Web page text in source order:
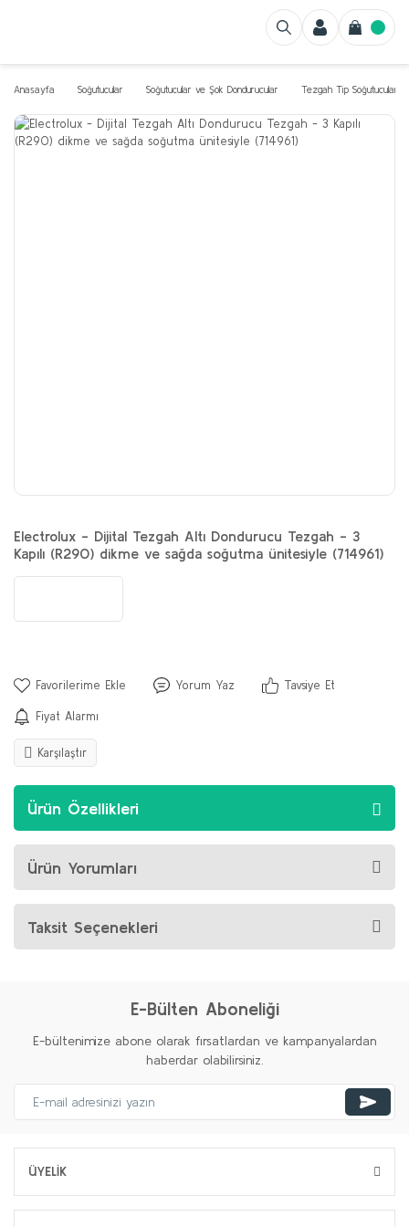
Anasayfa Soğutucular Soğutucular ve Şok Dondurucular Tezgah Tip Soğutucular
Electrolux - Dijital Tezgah Altı Dondurucu Tezgah - 3
Kapılı (R290) dikme ve sağda soğutma ünitesiyle (714961)
Yorum Yaz Tavsiye Et
Fiyat Alarmı
Karşılaştır
Ürün Özellikleri
Ürün Yorumları
Taksit Seçenekleri
E-Bülten Aboneliği
E-bültenimize abone olarak fırsatlardan ve kampanyalardan
haberdar olabilirsiniz.
ÜYELİK